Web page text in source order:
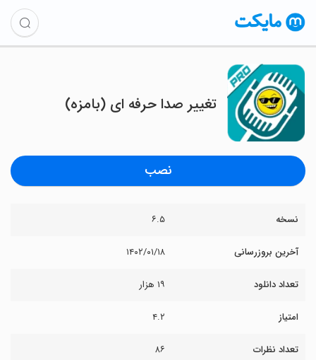
تغییر صدا حرفه ای (بامزه)
نصب
نسخه ۶.۵
آخرین بروزرسانی ۱۴۰۲/۰۱/۱۸
تعداد دانلود ۱۹ هزار
امتیاز ۴.۲
تعداد نظرات ۸۶